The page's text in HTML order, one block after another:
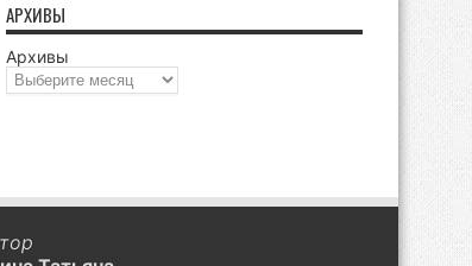
АРХИВЫ
Архивы